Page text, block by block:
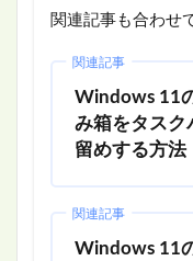
関連記事も合わせ
関連記事
Windows 11
み箱をタスク
留めする方法
関連記事
Windows 11